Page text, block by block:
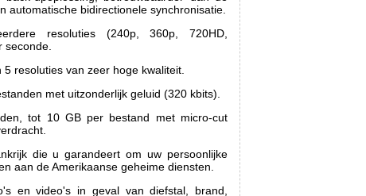
automatische bidirectionele synchronisatie.
resoluties (240p, 360p, 720HD,
seconde.
resoluties van zeer hoge kwaliteit.
met uitzonderlijk geluid (320 kbits).
tot 10 GB per bestand met micro-cut
die u garandeert om uw persoonlijke
aan de Amerikaanse geheime diensten.
en video's in geval van diefstal, brand,